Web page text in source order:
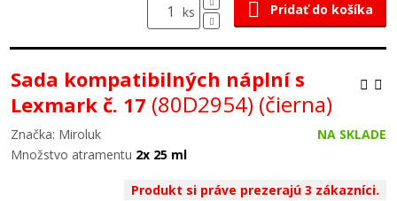
ks Pridať do košíka
Sada kompatibilných náplní s
Lexmark č. 17 (80D2954) (čierna)
Značka: Miroluk
NA SKLADE
Množstvo atramentu 2x 25 ml
Produkt si práve prezerajú 3 zákazníci.